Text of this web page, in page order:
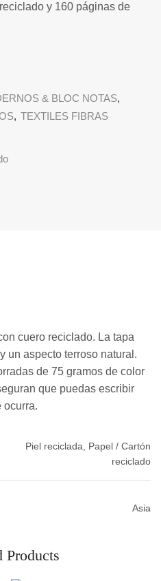
y 160 páginas de
& BLOC NOTAS,
, TEXTILES FIBRAS
cuero reciclado. La tapa
un aspecto terroso natural.
de 75 gramos de color
que puedas escribir
ocurra.
Piel reciclada, Papel / Cartón
reciclado
Asia
Products